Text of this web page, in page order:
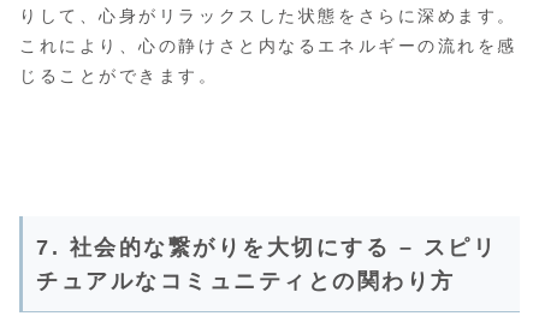
りして、心身がリラックスした状態をさらに深めます。
これにより、心の静けさと内なるエネルギーの流れを感
じることができます。
7. 社会的な繋がりを大切にする – スピリ
チュアルなコミュニティとの関わり方